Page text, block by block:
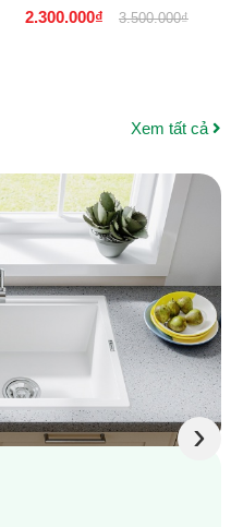
Inox SUS 304 GIÁ SỈ RẺ
2.300.000₫ 3.500.000₫
Xem tất cả
›